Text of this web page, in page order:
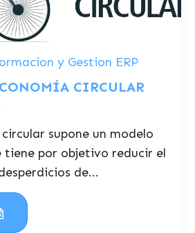
y Gestion ERP
CIRCULAR
supone un modelo
tiene por objetivo reducir el
de...